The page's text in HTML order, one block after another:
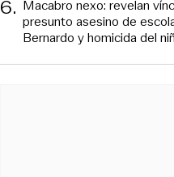
6. Macabro nexo: revelan
presunto asesino de
Bernardo y homicida del